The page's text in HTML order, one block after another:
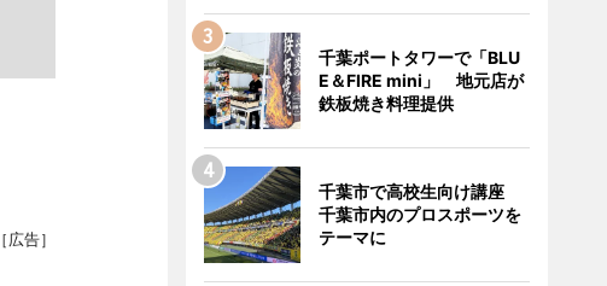
［広告］
千葉ポートタワーで「BLU
E＆FIRE mini」 地元店が
鉄板焼き料理提供
千葉市で高校生向け講座
千葉市内のプロスポーツを
テーマに